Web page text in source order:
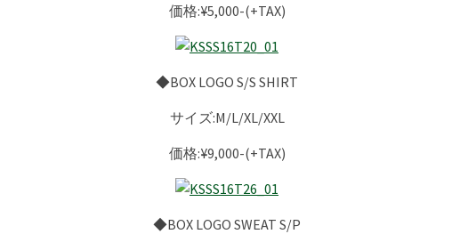
価格:¥5,000-(+TAX)
◆BOX LOGO S/S SHIRT
サイズ:M/L/XL/XXL
価格:¥9,000-(+TAX)
◆BOX LOGO SWEAT S/P